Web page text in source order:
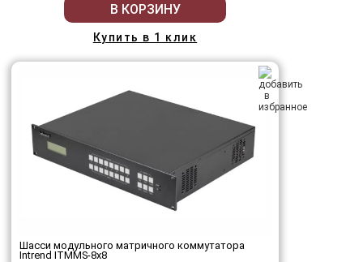
В КОРЗИНУ
Купить в 1 клик
Шасси модульного матричного коммутатора
Intrend ITMMS-8x8